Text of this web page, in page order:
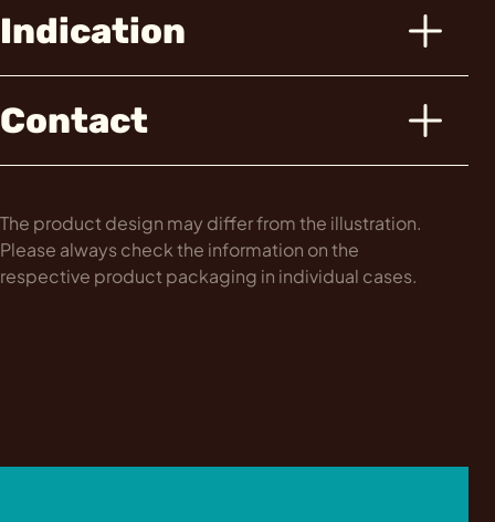
Indication
Contact
The product design may differ from the illustration.
Please always check the information on the
respective product packaging in individual cases.